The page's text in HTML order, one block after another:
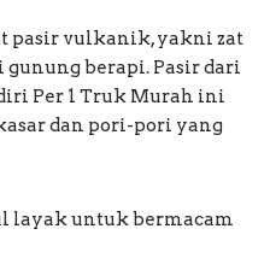
pasir vulkanik, yakni zat
berapi. Pasir dari
Per 1 Truk Murah ini
dan pori-pori yang
layak untuk bermacam